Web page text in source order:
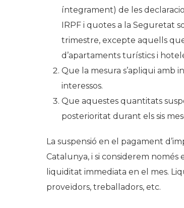
íntegrament) de les
IRPF i quotes a la Seguretat
trimestre, excepte aquells
d’apartaments turístics i
Que la mesura s’apliqui amb
interessos.
Que aquestes quantitats
posterioritat durant els sis
La suspensió en el pagament
Catalunya, i si considerem només
liquiditat immediata en el mes.
proveïdors, treballadors, etc.